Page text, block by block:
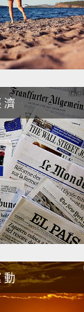
濟
動